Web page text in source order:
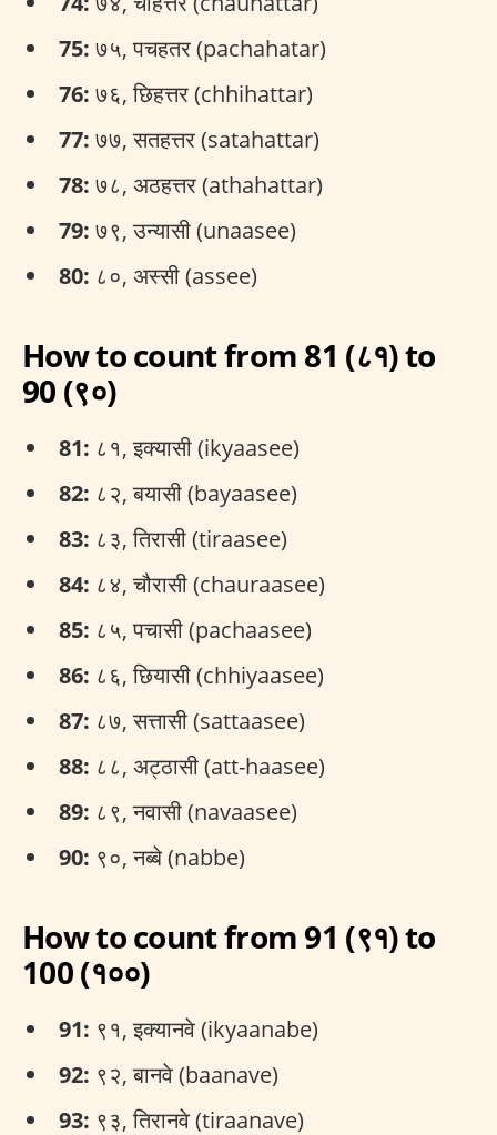
75: ७५, पचहतर (pachahatar)
76: ७६, छिहत्तर (chhihattar)
77: ७७, सतहत्तर (satahattar)
78: ७८, अठहत्तर (athahattar)
79: ७९, उन्यासी (unaasee)
80: ८०, अस्सी (assee)
How to count from 81 (८१) to
90 (९०)
81: ८१, इक्यासी (ikyaasee)
82: ८२, बयासी (bayaasee)
83: ८३, तिरासी (tiraasee)
84: ८४, चौरासी (chauraasee)
85: ८५, पचासी (pachaasee)
86: ८६, छियासी (chhiyaasee)
87: ८७, सत्तासी (sattaasee)
88: ८८, अट्ठासी (att-haasee)
89: ८९, नवासी (navaasee)
90: ९०, नब्बे (nabbe)
How to count from 91 (९१) to
100 (१००)
91: ९१, इक्यानवे (ikyaanabe)
92: ९२, बानवे (baanave)
93: ९३, तिरानवे (tiraanave)